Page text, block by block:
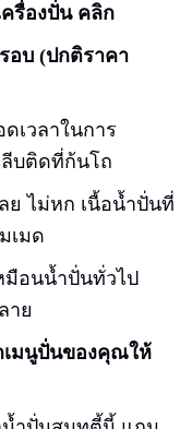
รื่องปั่น คลิก
อบ (ปกติราคา
เวลาในการ
ลีบติดที่ก้นโถ
ย ไม่หก เนื้อน้ำปั่นที่
เมด
มือนน้ำปั่นทั่วไป
าย
มนูปั่นของคุณให้